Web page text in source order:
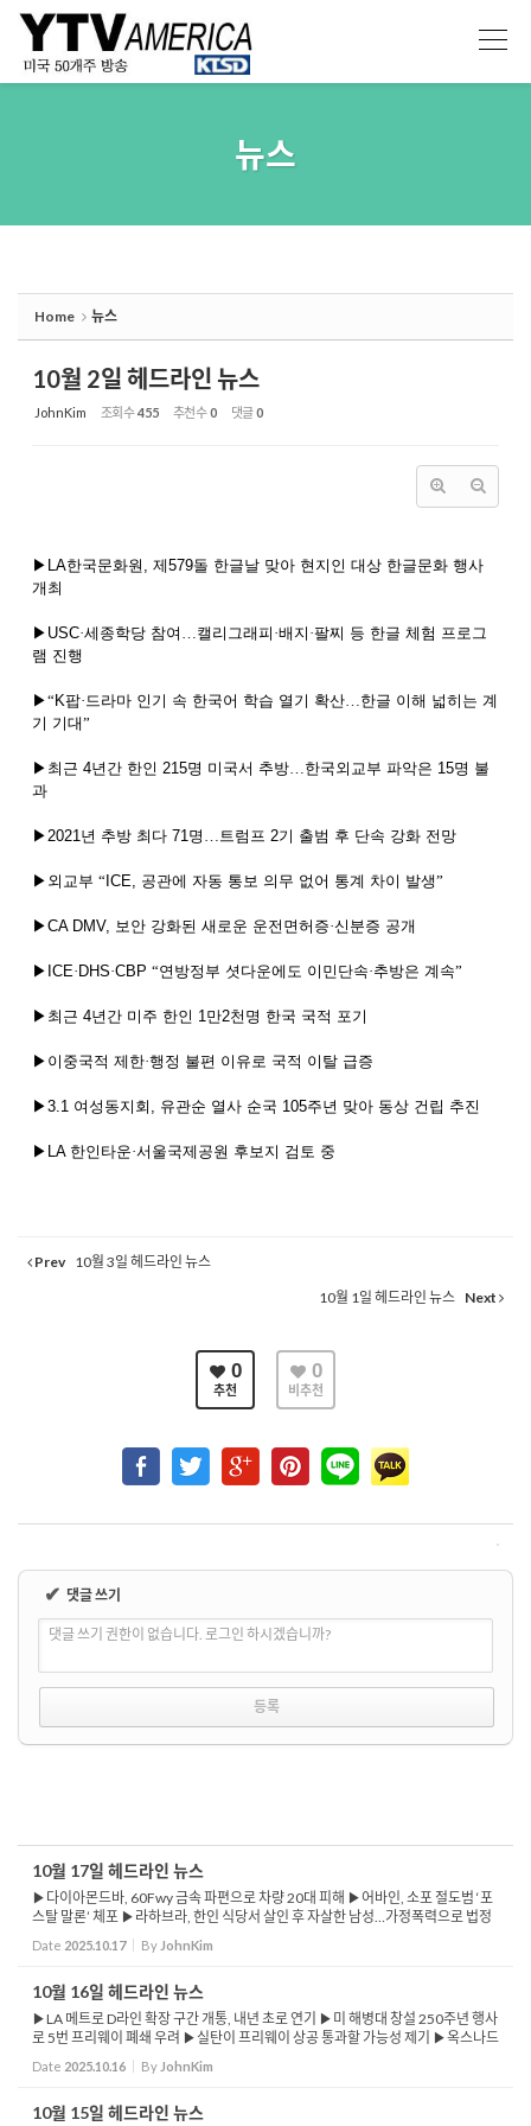
뉴스
Home 뉴스
10월 2일 헤드라인 뉴스
JohnKim 조회 수455 추천 수0 댓글0
▶ LA한국문화원 , 제579돌 한글날 맞아 현지인 대상 한글문화 행사
개최
▶ USC·세종학당 참여…캘리그래피·배지·팔찌 등 한글 체험 프로그
램 진행
▶“K팝·드라마 인기 속 한국어 학습 열기 확산…한글 이해 넓히는 계
기 기대”
▶최근 4년간 한인 215명 미국서 추방…한국외교부 파악은 15명 불
과
▶2021년 추방 최다 71명…트럼프 2기 출범 후 단속 강화 전망
▶외교부 “ ICE, 공관에 자동 통보 의무 없어 통계 차이 발생”
▶CA DMV, 보안 강화된 새로운 운전면허증·신분증 공개
▶ ICE· DHS·CBP “연방정부 셧다운에도 이민단속·추방은 계속”
▶최근 4년간 미주 한인 1만2천명 한국 국적 포기
▶이중국적 제한·행정 불편 이유로 국적 이탈 급증
▶3.1 여성동지회 , 유관순 열사 순국 105주년 맞아 동상 건립 추진
▶ LA 한인타운·서울국제공원 후보지 검토 중
Prev 10월 3일 헤드라인 뉴스
10월 1일 헤드라인 뉴스 Next
0
추천
0
비추천
✔ 댓글 쓰기
댓글 쓰기 권한이 없습니다. 로그인 하시겠습니까?
10월 17일 헤드라인 뉴스
▶다이아몬드바, 60Fwy 금속 파편으로 차량 20대 피해 ▶어바인, 소포 절도범 ‘포
스탈 말론’ 체포 ▶라하브라, 한인 식당서 살인 후 자살한 남성…가정폭력으로 법정
출석 했어야 ▶연방판사, 시카고 지역 이민단속 요원들에 바디캠 착용 의무화...
Date 2025.10.17 By JohnKim
10월 16일 헤드라인 뉴스
▶LA 메트로 D라인 확장 구간 개통, 내년 초로 연기 ▶미 해병대 창설 250주년 행사
로 5번 프리웨이 폐쇄 우려 ▶실탄이 프리웨이 상공 통과할 가능성 제기 ▶옥스나드
서 ICE 소속 차량 연루 추돌사고 발생 ▶캘리포니아주, 2026년부터 자체 저가형 인
슐린 판매 시...
Date 2025.10.16 By JohnKim
10월 15일 헤드라인 뉴스